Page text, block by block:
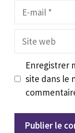
Site
Enregistrer
site dans le